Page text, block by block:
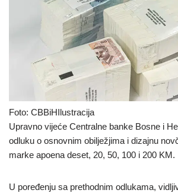
Foto: CBBiHIlustracija
Upravno vijeće Centralne banke Bosne i
odluku o osnovnim obilježjima i dizajnu
marke apoena deset, 20, 50, 100 i 200 KM.
U poređenju sa prethodnim odlukama,